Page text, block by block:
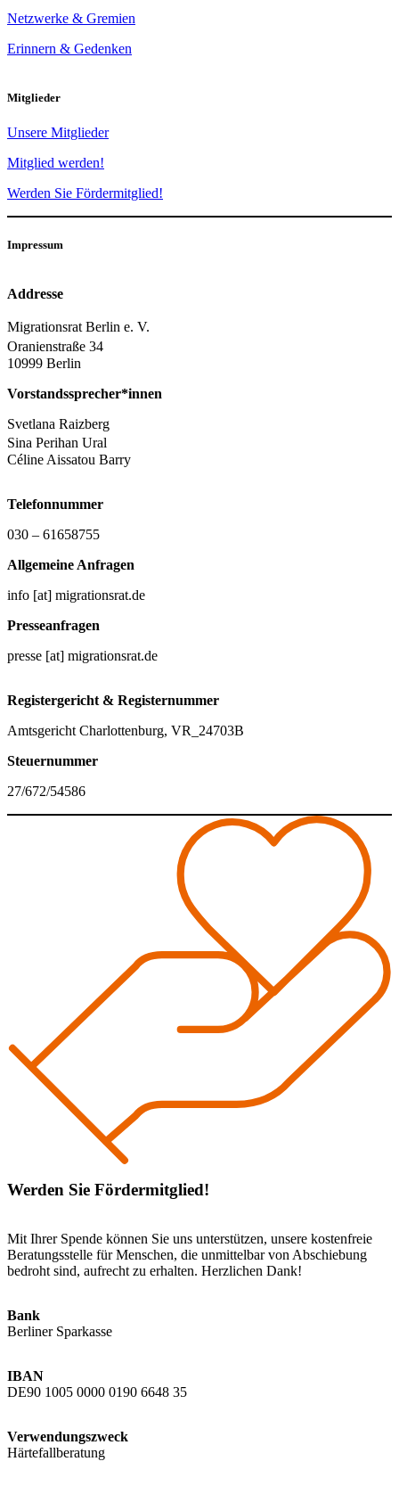
Netzwerke & Gremien
Erinnern & Gedenken
Mitglieder
Unsere Mitglieder
Mitglied werden!
Werden Sie Fördermitglied!
Impressum
Addresse
Migrationsrat Berlin e. V.
Oranienstraße 34
10999 Berlin
Vorstandssprecher*innen
Svetlana Raizberg
Sina Perihan Ural
Céline Aissatou Barry
Telefonnummer
030 – 61658755
Allgemeine Anfragen
info [at] migrationsrat.de
Presseanfragen
presse [at] migrationsrat.de
Registergericht & Registernummer
Amtsgericht Charlottenburg, VR_24703B
Steuernummer
27/672/54586
Werden Sie Fördermitglied!
Mit Ihrer Spende können Sie uns unterstützen, unsere kostenfreie
Beratungsstelle für Menschen, die unmittelbar von Abschiebung
bedroht sind, aufrecht zu erhalten. Herzlichen Dank!
Bank
Berliner Sparkasse
IBAN
DE90 1005 0000 0190 6648 35
Verwendungszweck
Härtefallberatung